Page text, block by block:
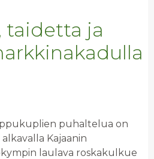
taidetta ja
puhaltelua on
Kajaanin
laulava roskakulkue